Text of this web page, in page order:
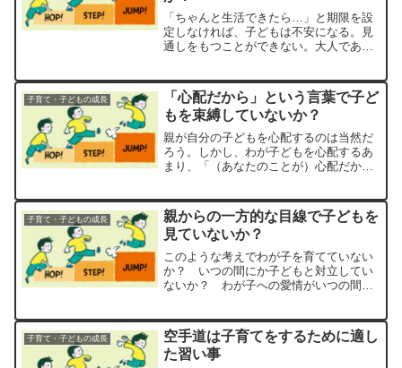
「ちゃんと生活できたら…」と期限を設
定しなければ、子どもは不安になる。見
通しをもつことができない。大人であっ
のは耐えがたい。
子育て・子どもの成長
「心配だから」という言葉で子ど
もを束縛していないか？
親が自分の子どもを心配するのは当然だ
ろう。しかし、わが子どもを心配するあ
まり、「（あなたのことが）心配だか
葉のひとつに「過干渉」というものがあ
る。
子育て・子どもの成長
親からの一方的な目線で子どもを
見ていないか？
このような考えでわが子を育てていない
か？ いつの間にか子どもと対立してい
ないか？ わが子への愛情がいつの間に
ている。 そのときのことを思い出して
みよう。
子育て・子どもの成長
空手道は子育てをするために適し
た習い事